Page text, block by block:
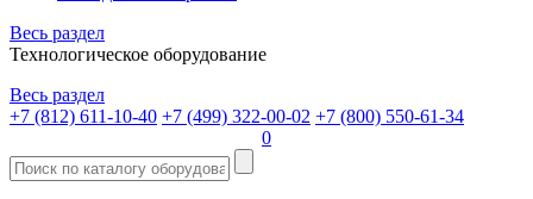
Весь раздел
Технологическое оборудование
Весь раздел
+7 (812) 611-10-40 +7 (499) 322-00-02 +7 (800) 550-61-34
0